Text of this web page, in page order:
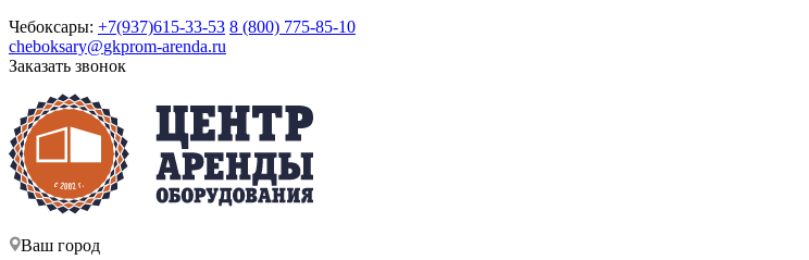
Чебоксары: +7(937)615-33-53 8 (800) 775-85-10
cheboksary@gkprom-arenda.ru
Заказать звонок
Ваш город